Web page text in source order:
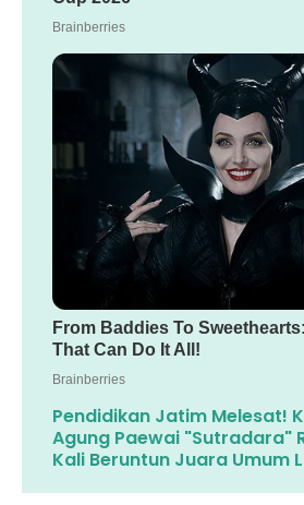
Pendidikan Jatim Melesat!
Agung Paewai "Sutradara"
Kali Beruntun Juara Umum